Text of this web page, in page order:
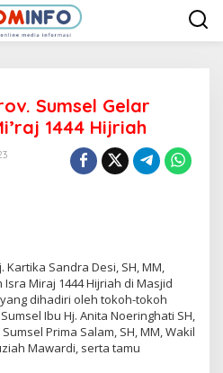
Sumsel Gelar
1444 Hijriah
Kartika Sandra Desi, SH, MM,
Miraj 1444 Hijriah di Masjid
dihadiri oleh tokoh-tokoh
Ibu Hj. Anita Noeringhati SH,
Prima Salam, SH, MM, Wakil
Mawardi, serta tamu